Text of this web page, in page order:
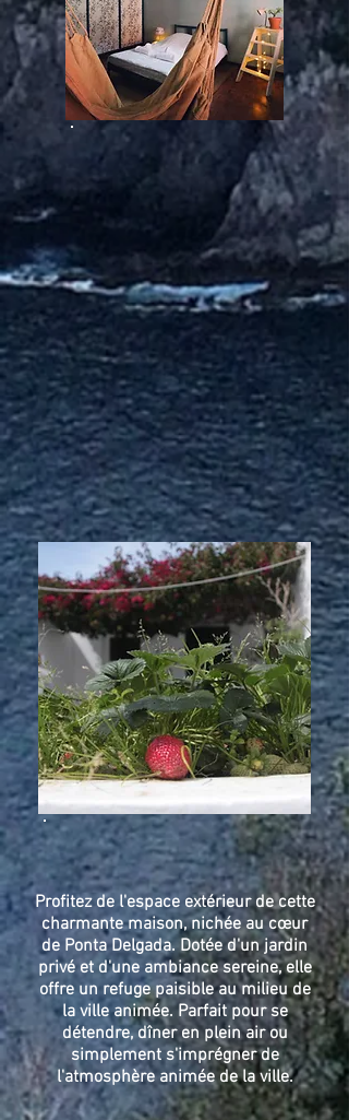
Profitez de l'espace extérieur de cette
charmante maison, nichée au cœur
de Ponta Delgada. Dotée d'un jardin
privé et d'une ambiance sereine, elle
offre un refuge paisible au milieu de
la ville animée. Parfait pour se
détendre, dîner en plein air ou
simplement s'imprégner de
l'atmosphère animée de la ville.